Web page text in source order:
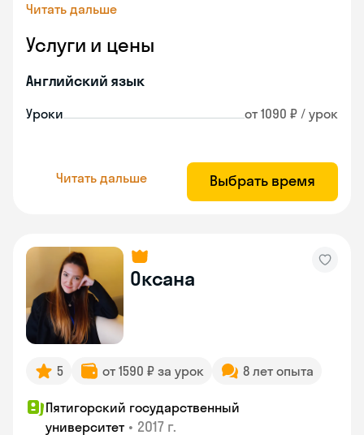
Читать дальше
Услуги и цены
Английский язык
Уроки от 1090 ₽ / урок
Читать дальше Выбрать время
Оксана
5 от 1590 ₽ за урок 8 лет опыта
Пятигорский государственный
университет • 2017 г.